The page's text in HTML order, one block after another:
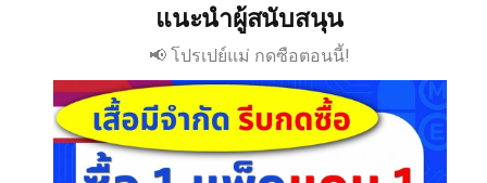
แนะนำผู้สนับสนุน
📢 โปรเปย์แม่ กดซือตอนนี้!